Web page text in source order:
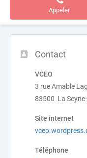
Appeler
Contact
VCEO
3 rue Amable
83500 La
Site internet
Téléphone